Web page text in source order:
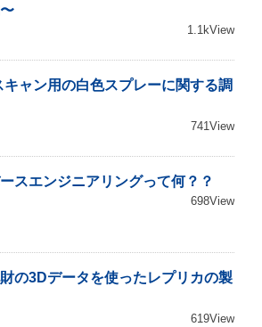
1.1kView
キャン用の白色スプレーに関する調
741View
スエンジニアリングって何？？
698View
の3Dデータを使ったレプリカの製
619View